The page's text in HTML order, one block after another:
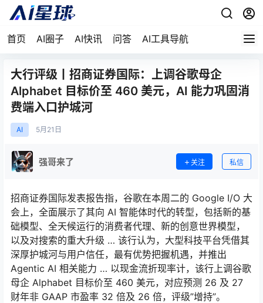
首页 AI圈子 AI快讯 问答 AI工具导航
大行评级丨招商证券国际：上调谷歌母企
Alphabet 目标价至 460 美元，AI 能力巩固消
费端入口护城河
AI 5月 21日
强哥来了 关注 私信
招商证券国际发表报告指，谷歌在本周二的 Google I/O 大
会上，全面展示了其向 AI 智能体时代的转型，包括新的基
础模型、全天候运行的消费者代理、新的创意世界模型，
以及对搜索的重大升级 … 该行认为，大型科技平台凭借其
深厚护城河与用户信任，最有优势把握机遇，并推出
Agentic AI 相关能力 … 以现金流折现率计，该行上调谷歌
母企 Alphabet 目标价至 460 美元，对应预测 26 及 27
财年非 GAAP 市盈率 32 倍及 26 倍，评级”增持”。